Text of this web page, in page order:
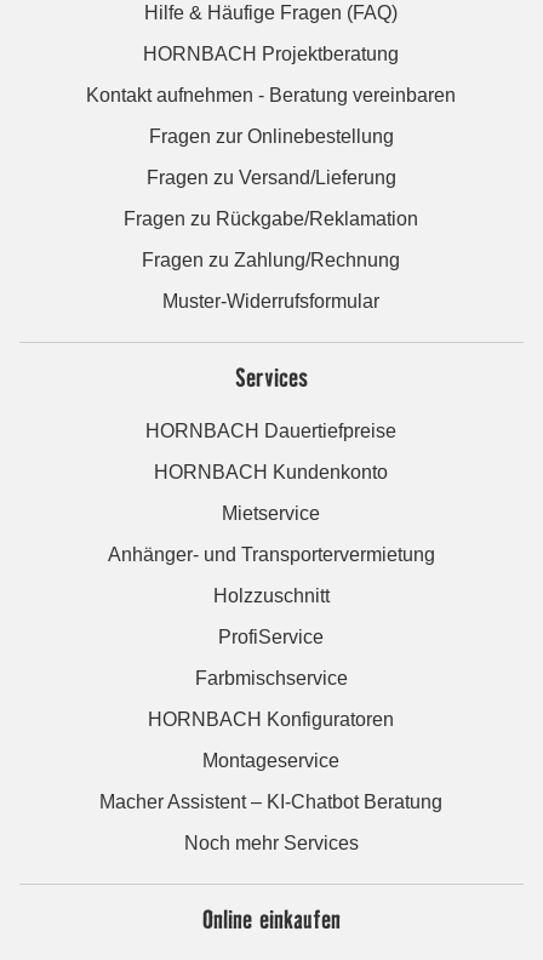
Hilfe & Häufige Fragen (FAQ)
HORNBACH Projektberatung
Kontakt aufnehmen - Beratung vereinbaren
Fragen zur Onlinebestellung
Fragen zu Versand/Lieferung
Fragen zu Rückgabe/Reklamation
Fragen zu Zahlung/Rechnung
Muster-Widerrufsformular
Services
HORNBACH Dauertiefpreise
HORNBACH Kundenkonto
Mietservice
Anhänger- und Transportervermietung
Holzzuschnitt
ProfiService
Farbmischservice
HORNBACH Konfiguratoren
Montageservice
Macher Assistent – KI-Chatbot Beratung
Noch mehr Services
Online einkaufen